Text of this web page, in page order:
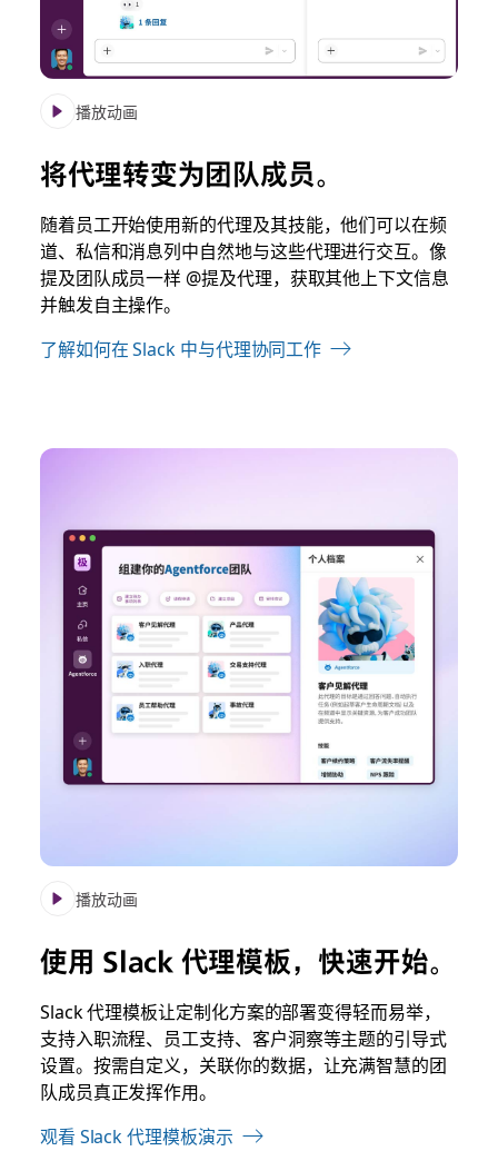
播放动画
将代理转变为团队成员。
随着员工开始使用新的代理及其技能，他们可以在频
道、私信和消息列中自然地与这些代理进行交互。像
提及团队成员一样 @提及代理，获取其他上下文信息
并触发自主操作。
了解如何在 Slack 中与代理协同工作
播放动画
使用 Slack 代理模板，快速开始。
Slack 代理模板让定制化方案的部署变得轻而易举，
支持入职流程、员工支持、客户洞察等主题的引导式
设置。按需自定义，关联你的数据，让充满智慧的团
队成员真正发挥作用。
观看 Slack 代理模板演示